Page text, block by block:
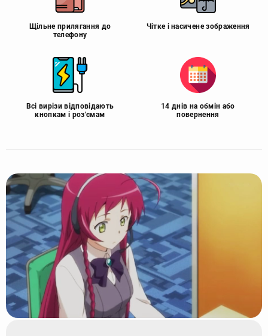
Щільне прилягання до
телефону
Чітке і насичене зображення
Всі вирізи відповідають
кнопкам і роз'ємам
14 днів на обмін або
повернення